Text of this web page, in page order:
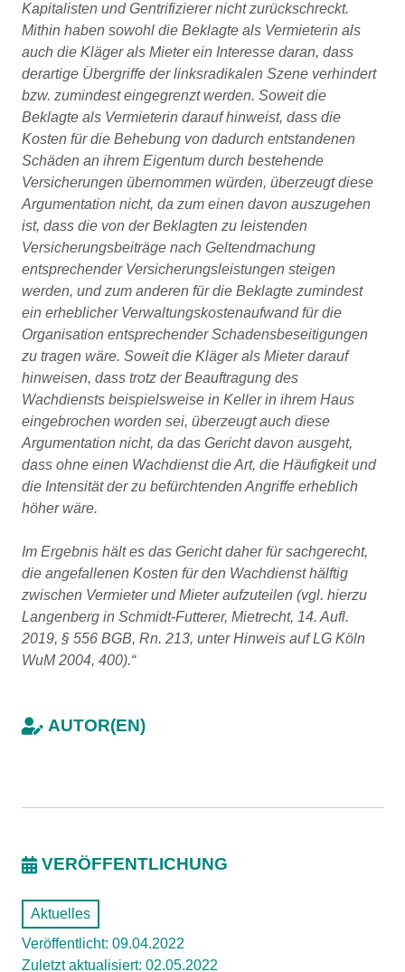
Kapitalisten und Gentrifizierer nicht zurückschreckt.
Mithin haben sowohl die Beklagte als Vermieterin als
auch die Kläger als Mieter ein Interesse daran, dass
derartige Übergriffe der linksradikalen Szene verhindert
bzw. zumindest eingegrenzt werden. Soweit die
Beklagte als Vermieterin darauf hinweist, dass die
Kosten für die Behebung von dadurch entstandenen
Schäden an ihrem Eigentum durch bestehende
Versicherungen übernommen würden, überzeugt diese
Argumentation nicht, da zum einen davon auszugehen
ist, dass die von der Beklagten zu leistenden
Versicherungsbeiträge nach Geltendmachung
entsprechender Versicherungsleistungen steigen
werden, und zum anderen für die Beklagte zumindest
ein erheblicher Verwaltungskostenaufwand für die
Organisation entsprechender Schadensbeseitigungen
zu tragen wäre. Soweit die Kläger als Mieter darauf
hinweisen, dass trotz der Beauftragung des
Wachdiensts beispielsweise in Keller in ihrem Haus
eingebrochen worden sei, überzeugt auch diese
Argumentation nicht, da das Gericht davon ausgeht,
dass ohne einen Wachdienst die Art, die Häufigkeit und
die Intensität der zu befürchtenden Angriffe erheblich
höher wäre.
Im Ergebnis hält es das Gericht daher für sachgerecht,
die angefallenen Kosten für den Wachdienst hälftig
zwischen Vermieter und Mieter aufzuteilen (vgl. hierzu
Langenberg in Schmidt-Futterer, Mietrecht, 14. Aufl.
2019, § 556 BGB, Rn. 213, unter Hinweis auf LG Köln
WuM 2004, 400).“
AUTOR(EN)
VERÖFFENTLICHUNG
Aktuelles
Veröffentlicht: 09.04.2022
Zuletzt aktualisiert: 02.05.2022